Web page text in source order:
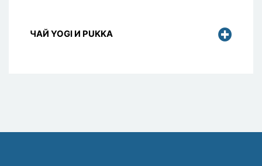
ЧАЙ YOGI И PUKKA